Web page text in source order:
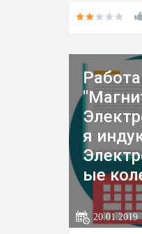
Работа
я
ые
20.01.2019